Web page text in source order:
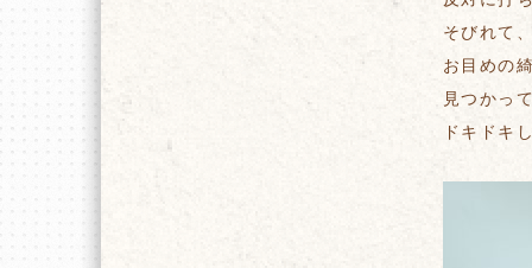
そびれて
お目めの
見つかっ
ドキドキ